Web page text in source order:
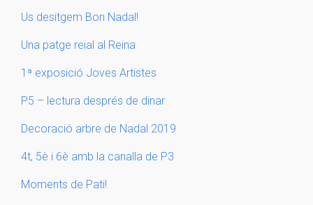
Us desitgem Bon Nadal!
Una patge reial al Reina
1ª exposició Joves Artistes
P5 – lectura després de dinar
Decoració arbre de Nadal 2019
4t, 5è i 6è amb la canalla de P3
Moments de Pati!